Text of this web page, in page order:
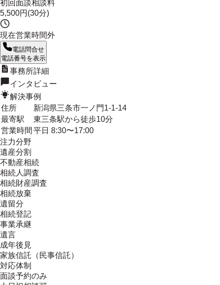
初回面談相談料
5,500円(30分)
現在営業時間外
電話問合せ
電話番号を表示
事務所詳細
インタビュー
解決事例
住所
新潟県三条市一ノ門1-1-14
最寄駅
東三条駅から徒歩10分
営業時間 平日 8:30〜17:00
注力分野
遺産分割
不動産相続
相続人調査
相続財産調査
相続放棄
遺留分
相続登記
事業承継
遺言
成年後見
家族信託（民事信託）
対応体制
面談予約のみ